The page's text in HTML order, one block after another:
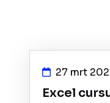
27 mrt
Excel